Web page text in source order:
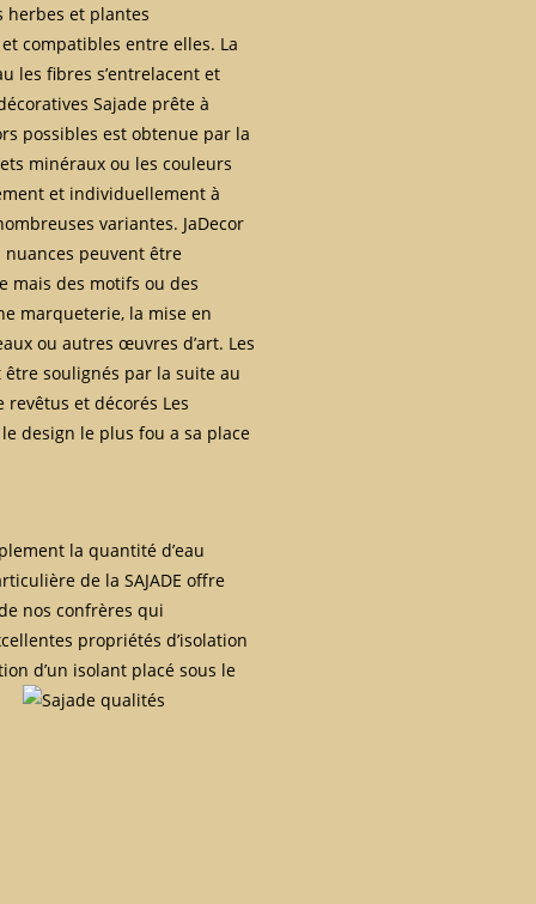
herbes et plantes
compatibles entre elles. La
les fibres s’entrelacent et
Sajade prête à
possibles est obtenue par la
minéraux ou les couleurs
et individuellement à
variantes. JaDecor
nuances peuvent être
mais des motifs ou des
marqueterie, la mise en
ou autres œuvres d’art. Les
soulignés par la suite au
et décorés Les
design le plus fou a sa place
la quantité d’eau
de la SAJADE offre
nos confrères qui
propriétés d’isolation
d’un isolant placé sous le